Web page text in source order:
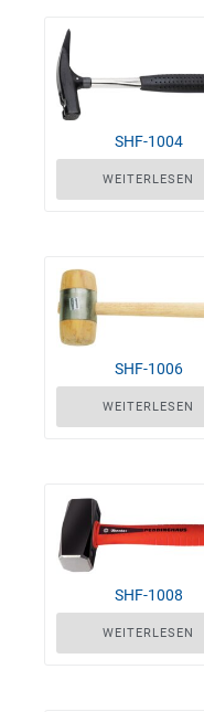
SHF-1004
WEITERLESEN
SHF-1006
WEITERLESEN
SHF-1008
WEITERLESEN